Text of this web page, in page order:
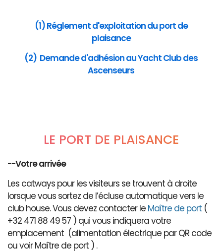
(1) Réglement d'exploitation du port de
plaisance
(2) Demande d'adhésion au Yacht Club des
Ascenseurs
LE PORT DE PLAISANCE
--Votre arrivée
Les catways pour les visiteurs se trouvent à droite
lorsque vous sortez de l’écluse automatique vers le
club house. Vous devez contacter le Maître de port (
+32 471 88 49 57 ) qui vous indiquera votre
emplacement (alimentation électrique par QR code
ou voir Maître de port ) .